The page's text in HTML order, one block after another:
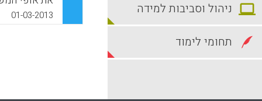
שיטתית של
01-03-2013 ניהול וסביבות למידה
תחומי לימוד